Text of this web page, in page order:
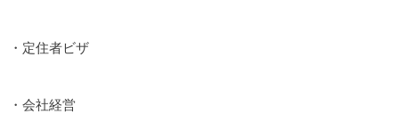
・定住者ビザ
・会社経営